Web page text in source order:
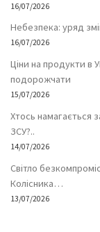
16/07/2026
Небезпека: уряд
16/07/2026
Ціни на продукти в
подорожчати
15/07/2026
Хтось намагається
ЗСУ?..
14/07/2026
Світло
Колісника…
13/07/2026